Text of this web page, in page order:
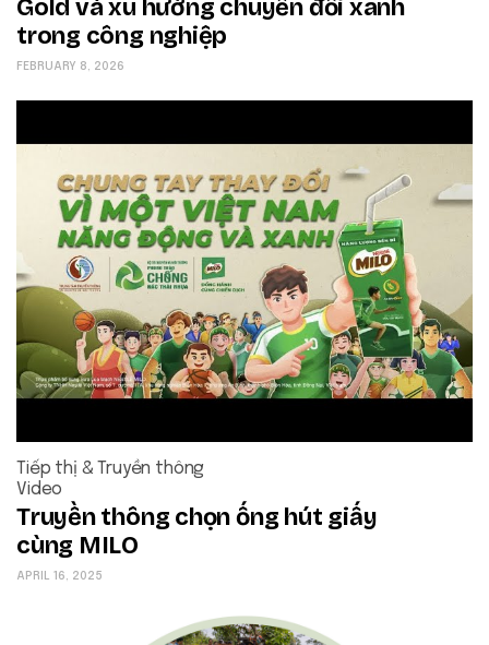
Gold và xu hướng chuyển đổi xanh
trong công nghiệp
FEBRUARY 8, 2026
Tiếp thị & Truyền thông
Video
Truyền thông chọn ống hút giấy
cùng MILO
APRIL 16, 2025